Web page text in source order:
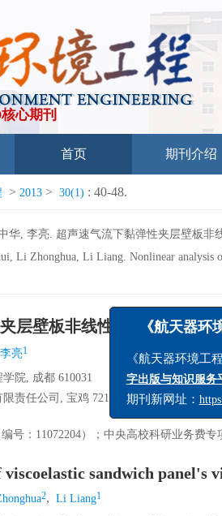
心期刊
首页 期刊介绍
> 2013 > 30(1) : 40-48.
华, 李亮. 超声速气流下黏弹性夹层壁板非
Li Zhonghua, Li Liang. Nonlinear analysis
层壁板非线性颤振分析
李亮1
院, 成都 610031
责任公司, 宝鸡 721002
号：11072204）；中央高校科研业务费专
sandwich panel's
2, Li Liang1
《航天器环境工程》
字出版与知识服务平台
期刊新网址：https://